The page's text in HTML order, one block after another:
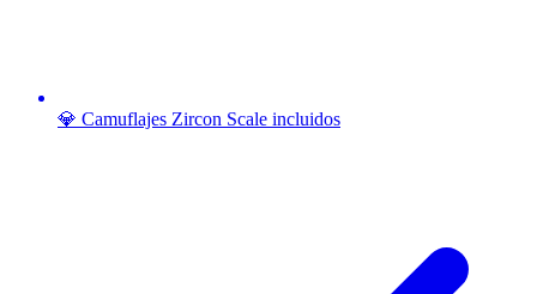
💎 Camuflajes Zircon Scale incluidos